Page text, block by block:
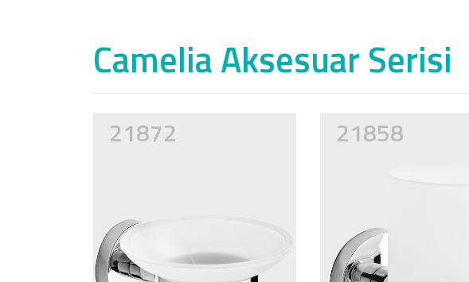
Camelia Aksesuar Serisi
21872 21858